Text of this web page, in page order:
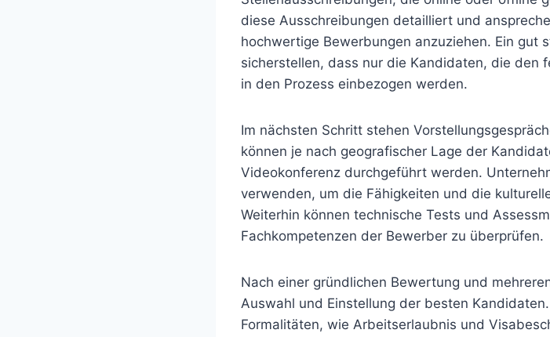
diese Ausschreibungen detailliert und
hochwertige Bewerbungen anzuziehen. Ein gut
sicherstellen, dass nur die Kandidaten, die den
in den Prozess einbezogen werden.
Im nächsten Schritt stehen
können je nach geografischer Lage der
Videokonferenz durchgeführt werden.
verwenden, um die Fähigkeiten und die
Weiterhin können technische Tests und
Fachkompetenzen der Bewerber zu überprüfen.
Nach einer gründlichen Bewertung und
Auswahl und Einstellung der besten
Formalitäten, wie Arbeitserlaubnis und